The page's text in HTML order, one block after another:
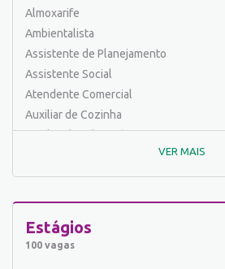
Almoxarife
Ambientalista
Assistente de Planejamento
Assistente Social
Atendente Comercial
Auxiliar de Cozinha
Auxiliar de Laboratório
Auxiliar de Manutenção Predial
Auxiliar de Mecânica
Auxiliar de Serviços
VER MAIS
Estágios
100 vagas